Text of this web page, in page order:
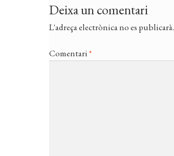
Deixa un comentari
L'adreça electrònica no es publicarà.
Comentari*